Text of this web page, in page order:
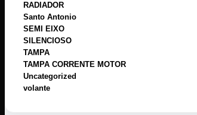
RADIADOR
Santo Antonio
SEMI EIXO
SILENCIOSO
TAMPA
TAMPA CORRENTE MOTOR
Uncategorized
volante